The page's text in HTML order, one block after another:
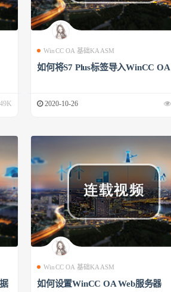
WinCC OA 基础KAASM
如何将S7 Plus标签导入WinCC OA
2020-10-26
WinCC OA 基础KAASM
如何设置WinCC OA Web服务器